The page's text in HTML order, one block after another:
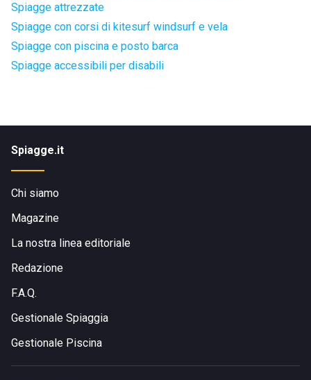
Spiagge attrezzate
Spiagge con corsi di kitesurf windsurf e vela
Spiagge con piscina e posto barca
Spiagge accessibili per disabili
Spiagge.it
Chi siamo
Magazine
La nostra linea editoriale
Redazione
F.A.Q.
Gestionale Spiaggia
Gestionale Piscina